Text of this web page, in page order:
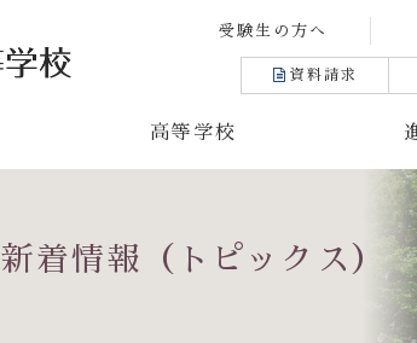
高等学校
受験生の方へ
資料請求
新着情報（トピックス）